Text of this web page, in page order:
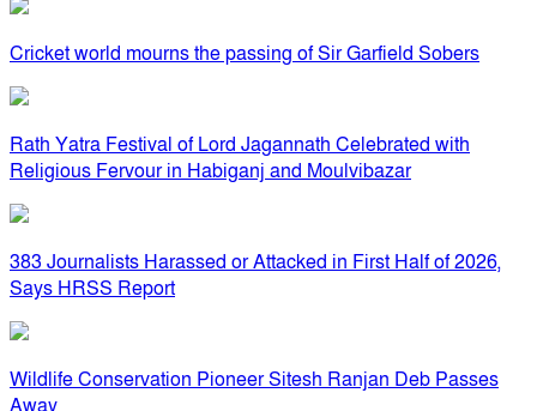
Cricket world mourns the passing of Sir Garfield Sobers
Rath Yatra Festival of Lord Jagannath Celebrated with
Religious Fervour in Habiganj and Moulvibazar
383 Journalists Harassed or Attacked in First Half of 2026,
Says HRSS Report
Wildlife Conservation Pioneer Sitesh Ranjan Deb Passes